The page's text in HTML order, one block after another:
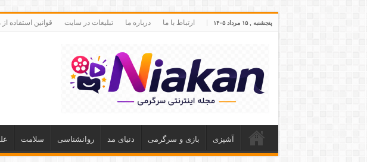
پنجشنبه , ۱۵ مرداد ۱۴۰۵ ارتباط با ما درباره ما تبلیغات در سایت قوانین
آشپزی بازی و سرگرمی دنیای مد روانشناسی سلامت